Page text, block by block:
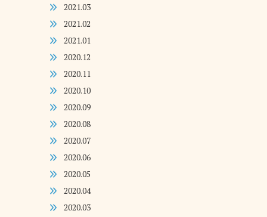
2021.03
2021.02
2021.01
2020.12
2020.11
2020.10
2020.09
2020.08
2020.07
2020.06
2020.05
2020.04
2020.03